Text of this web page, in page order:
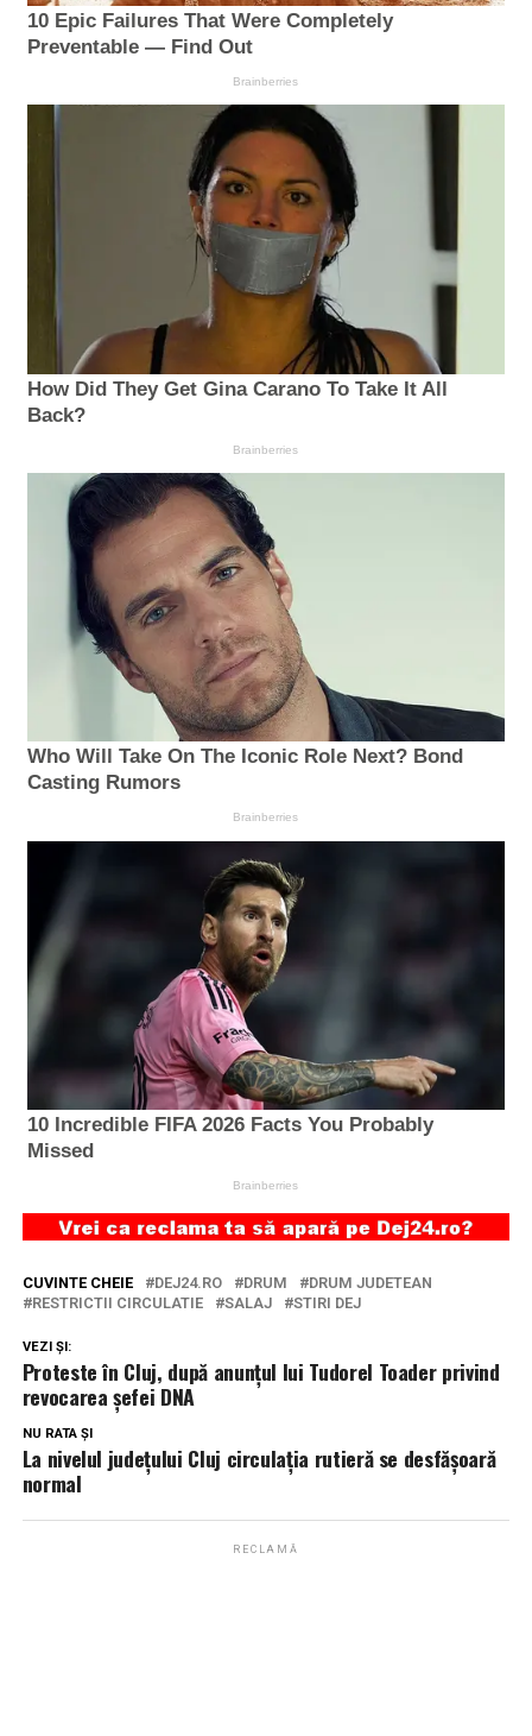
CUVINTE CHEIE DEJ24.RO DRUM
DRUM JUDETEAN
RESTRICTII CIRCULATIE
SALAJ STIRI DEJ
VEZI ȘI:
Proteste în Cluj, după anunţul lui Tudorel Toader privind
revocarea şefei DNA
NU RATA ȘI
La nivelul judeţului Cluj circulaţia rutieră se desfăşoară
normal
RECLAMĂ